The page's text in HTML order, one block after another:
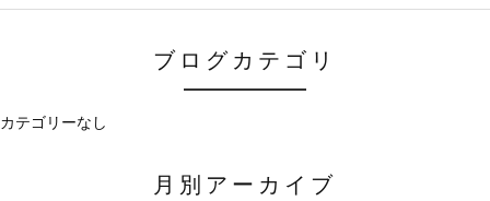
ブログカテゴリ
カテゴリーなし
月別アーカイブ